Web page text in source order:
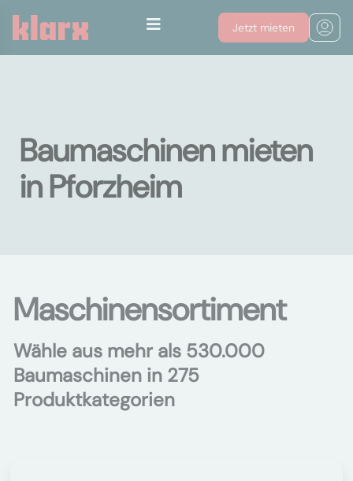
Jetzt mieten
Baumaschinen mieten
in Pforzheim
Maschinensortiment
Wähle aus mehr als 530.000
Baumaschinen in 275
Produktkategorien